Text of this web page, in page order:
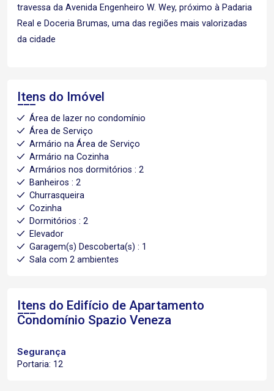
travessa da Avenida Engenheiro W. Wey, próximo à Padaria
Real e Doceria Brumas, uma das regiões mais valorizadas
da cidade
Itens do Imóvel
Área de lazer no condomínio
Área de Serviço
Armário na Área de Serviço
Armário na Cozinha
Armários nos dormitórios : 2
Banheiros : 2
Churrasqueira
Cozinha
Dormitórios : 2
Elevador
Garagem(s) Descoberta(s) : 1
Sala com 2 ambientes
Itens do Edifício de Apartamento
Condomínio Spazio Veneza
Segurança
Portaria: 12